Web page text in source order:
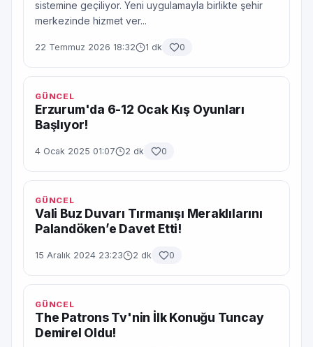
sistemine geçiliyor. Yeni uygulamayla birlikte şehir
merkezinde hizmet ver...
22 Temmuz 2026 18:32 1 dk 0
GÜNCEL
Erzurum'da 6-12 Ocak Kış Oyunları
Başlıyor!
4 Ocak 2025 01:07 2 dk 0
GÜNCEL
Vali Buz Duvarı Tırmanışı Meraklılarını
Palandöken’e Davet Etti!
15 Aralık 2024 23:23 2 dk 0
GÜNCEL
The Patrons Tv'nin İlk Konuğu Tuncay
Demirel Oldu!